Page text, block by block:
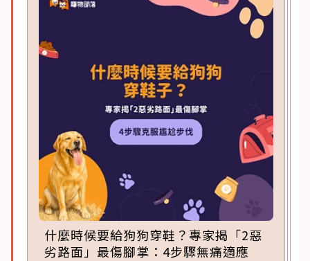
什麼時候要給狗狗穿鞋？專家揭「2惡
劣路面」最傷腳掌：4步驟無痛適應